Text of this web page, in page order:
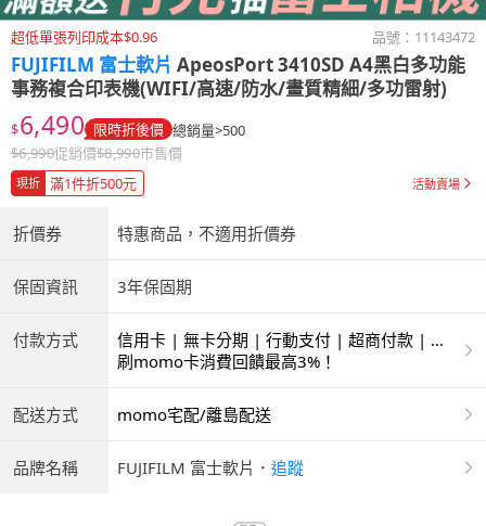
超低單張列印成本$0.96 品號： 11143472
FUJIFILM 富士軟片 ApeosPort 3410SD A4黑白多功能
事務複合印表機(WIFI/高速/防水/畫質精細/多功雷射)
$6,490 限時折後價 總銷量>500
$6,990促銷價$8,990市售價
現折 滿1件折500元 活動賣場
折價券 特惠商品，不適用折價券
保固資訊 3年保固期
付款方式
信用卡 | 無卡分期 | 行動支付 | 超商付款 | 銀
聯卡
刷momo卡消費回饋最高3%！
配送方式 momo宅配/離島配送
品牌名稱 FUJIFILM 富士軟片 ． 追蹤